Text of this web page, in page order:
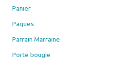
Panier
Paques
Parrain Marraine
Porte bougie